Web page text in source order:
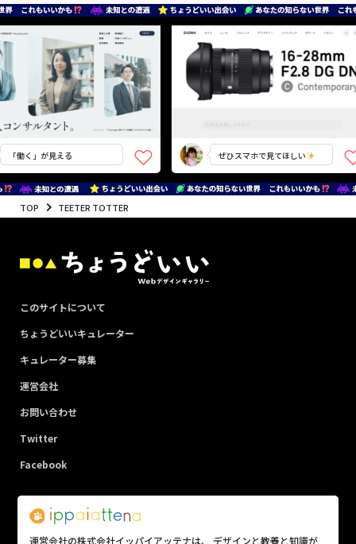
「働く」が見える ぜひスマホで見てほしい
TOP TEETER TOTTER
このサイトについて
ちょうどいいキュレーター
キュレーター募集
運営会社
お問い合わせ
Twitter
Facebook
運営会社の株式会社イッパイアッテナは、 デザインと教養と知識が